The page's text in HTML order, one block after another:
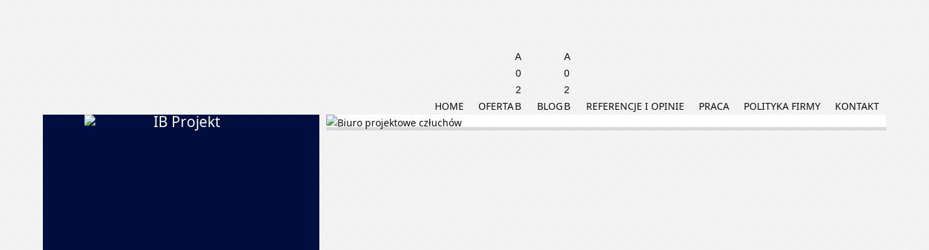
HOME OFERTA BLOG REFERENCJE I OPINIE PRACA POLITYKA FIRMY KONTAKT